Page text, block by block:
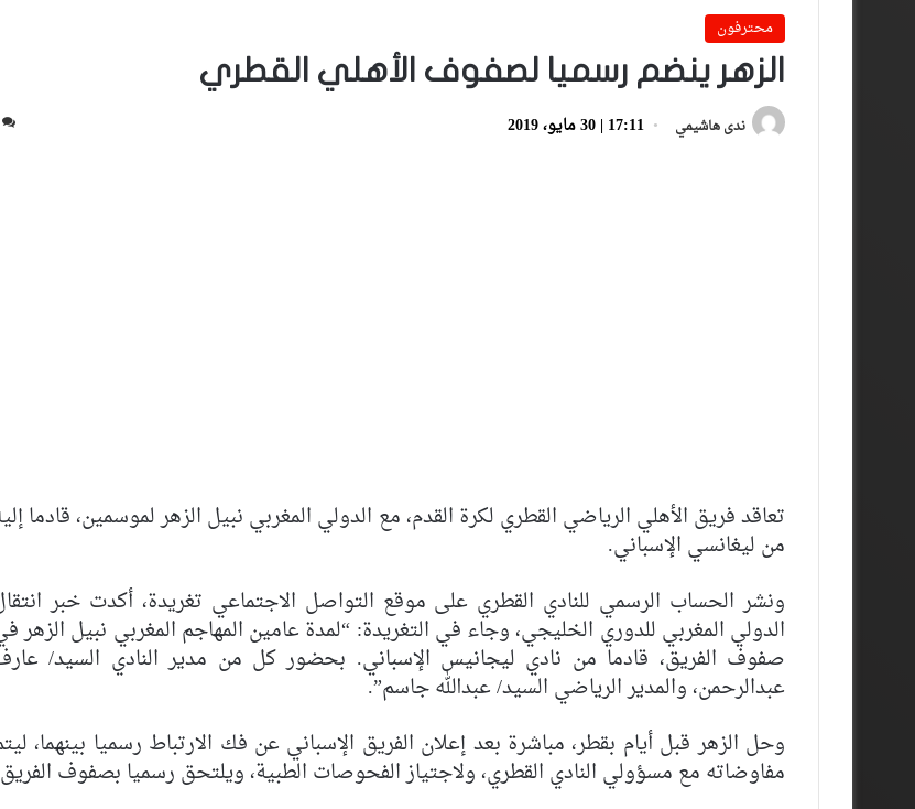
محترفون
الزهر ينضم رسميا لصفوف الأهلي القطري
ندى هاشيمي 17:11 | 30 مايو، 2019
تعاقد فريق الأهلي الرياضي القطري لكرة القدم، مع الدولي المغربي نبيل الزهر لموسمين، قادما
من ليغانسي الإسباني.
ونشر الحساب الرسمي للنادي القطري على موقع التواصل الاجتماعي تغريدة، أكدت خبر
الدولي المغربي للدوري الخليجي، وجاء في التغريدة: “لمدة عامين المهاجم المغربي نبيل الزهر
صفوف الفريق، قادما من نادي ليجانيس الإسباني. بحضور كل من مدير النادي السيد/
عبدالرحمن، والمدير الرياضي السيد/ عبدالله جاسم”.
وحل الزهر قبل أيام بقطر، مباشرة بعد إعلان الفريق الإسباني عن فك الارتباط رسميا بينهما،
مفاوضاته مع مسؤولي النادي القطري، ولاجتياز الفحوصات الطبية، ويلتحق رسميا بصفوف